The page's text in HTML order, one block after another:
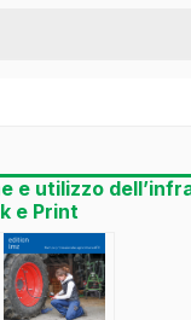
e utilizzo
e Print